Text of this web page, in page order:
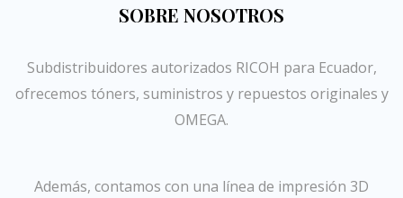
SOBRE NOSOTROS
Subdistribuidores autorizados RICOH para Ecuador,
ofrecemos tóners, suministros y repuestos originales y
OMEGA.
Además, contamos con una línea de impresión 3D